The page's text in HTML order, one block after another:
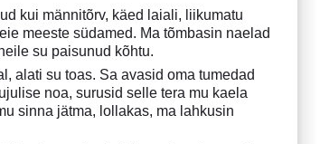
kui männitõrv, käed laiali, liikumatu
meeste südamed. Ma tõmbasin naelad
su paisunud kõhtu.
alati su toas. Sa avasid oma tumedad
noa, surusid selle tera mu kaela
sinna jätma, lollakas, ma lahkusin